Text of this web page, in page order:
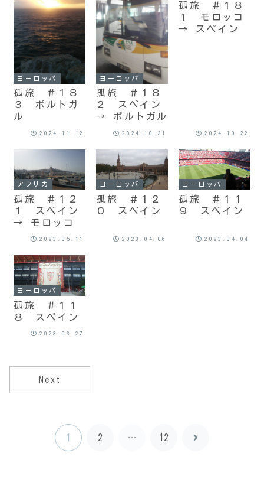
ヨーロッパ
孤旅 ＃１８
３ ポルトガ
ル
2024.11.12
ヨーロッパ
孤旅 ＃１８
２ スペイン
→ ポルトガル
2024.10.31
孤旅 ＃１８
１ モロッコ
→ スペイン
2024.10.22
アフリカ
孤旅 ＃１２
１ スペイン
→ モロッコ
2023.05.11
ヨーロッパ
孤旅 ＃１２
０ スペイン
2023.04.06
ヨーロッパ
孤旅 ＃１１
９ スペイン
2023.04.04
ヨーロッパ
孤旅 ＃１１
８ スペイン
2023.03.27
Next
1 2 … 12
次